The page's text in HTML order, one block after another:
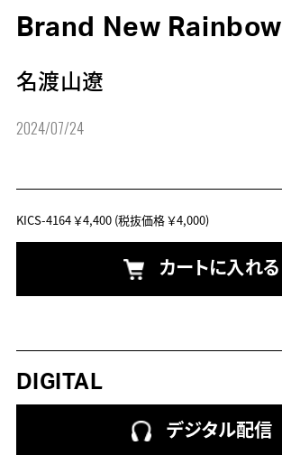
Brand New Rainbow
名渡山遼
2024/07/24
KICS-4164￥4,400(税抜価格 ￥4,000)
カートに入れる
DIGITAL
デジタル配信